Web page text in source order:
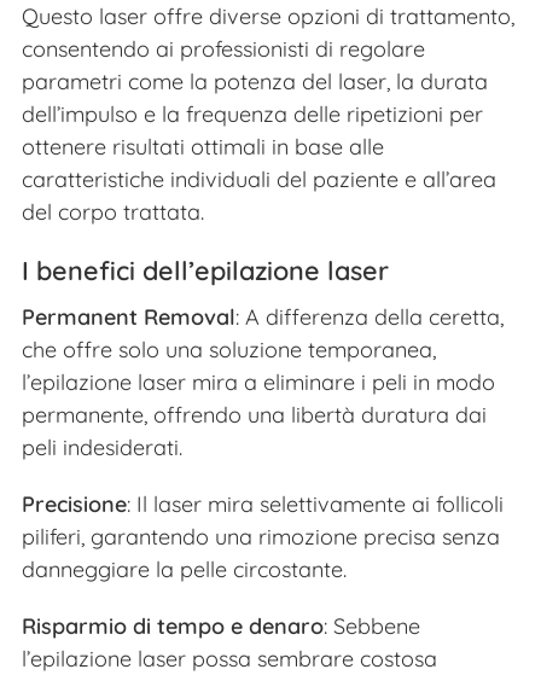
Questo laser offre diverse opzioni di trattamento,
consentendo ai professionisti di regolare
parametri come la potenza del laser, la durata
dell’impulso e la frequenza delle ripetizioni per
ottenere risultati ottimali in base alle
caratteristiche individuali del paziente e all’area
del corpo trattata.
I benefici dell’epilazione laser
Permanent Removal: A differenza della ceretta,
che offre solo una soluzione temporanea,
l’epilazione laser mira a eliminare i peli in modo
permanente, offrendo una libertà duratura dai
peli indesiderati.
Precisione: Il laser mira selettivamente ai follicoli
piliferi, garantendo una rimozione precisa senza
danneggiare la pelle circostante.
Risparmio di tempo e denaro: Sebbene
l’epilazione laser possa sembrare costosa